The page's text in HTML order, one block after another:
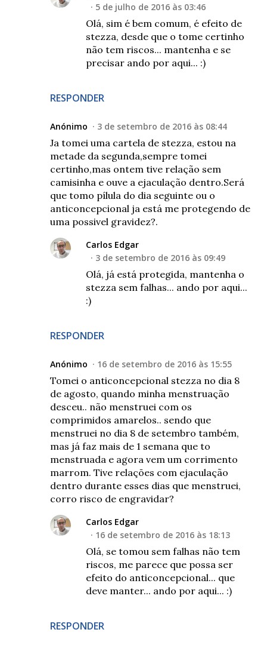
RESPONDER
5 de julho de 2016 às 03:46
Olá, sim é bem comum, é efeito de
stezza, desde que o tome certinho
não tem riscos... mantenha e se
precisar ando por aqui... :)
Anónimo 3 de setembro de 2016 às 08:44
Ja tomei uma cartela de stezza, estou na
metade da segunda,sempre tomei
certinho,mas ontem tive relação sem
camisinha e ouve a ejaculação dentro.Será
que tomo pílula do dia seguinte ou o
anticoncepcional ja está me protegendo de
uma possivel gravidez?.
RESPONDER
Carlos Edgar
3 de setembro de 2016 às 09:49
Olá, já está protegida, mantenha o
stezza sem falhas... ando por aqui...
:)
Anónimo 16 de setembro de 2016 às 15:55
Tomei o anticoncepcional stezza no dia 8
de agosto, quando minha menstruação
desceu.. não menstruei com os
comprimidos amarelos.. sendo que
menstruei no dia 8 de setembro também,
mas já faz mais de 1 semana que to
menstruada e agora vem um corrimento
marrom. Tive relações com ejaculação
dentro durante esses dias que menstruei,
corro risco de engravidar?
RESPONDER
Carlos Edgar
16 de setembro de 2016 às 18:13
Olá, se tomou sem falhas não tem
riscos, me parece que possa ser
efeito do anticoncepcional... que
deve manter... ando por aqui... :)